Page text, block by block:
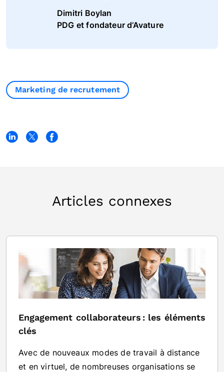
Dimitri Boylan
PDG et fondateur d’Avature
Marketing de recrutement
Articles connexes
Engagement collaborateurs : les éléments
clés
Avec de nouveaux modes de travail à distance
et en virtuel, de nombreuses organisations se